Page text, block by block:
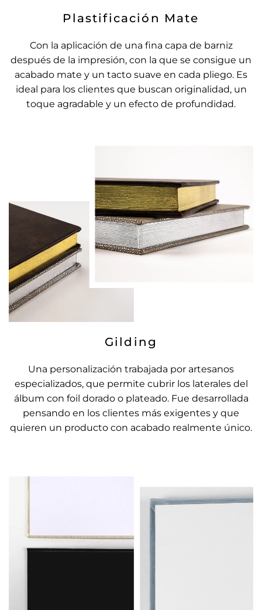
Plastificación Mate
Con la aplicación de una fina capa de barniz
después de la impresión, con la que se consigue un
acabado mate y un tacto suave en cada pliego. Es
ideal para los clientes que buscan originalidad, un
toque agradable y un efecto de profundidad.
Gilding
Una personalización trabajada por artesanos
especializados, que permite cubrir los laterales del
álbum con foil dorado o plateado. Fue desarrollada
pensando en los clientes más exigentes y que
quieren un producto con acabado realmente único.